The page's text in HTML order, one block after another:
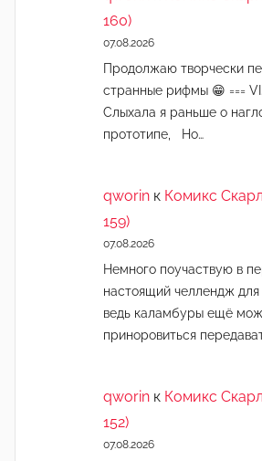
160)
07.08.2026
Продолжаю творчески
странные рифмы 😁 ===
Слыхала я раньше о
прототипе, Но…
qworin к Комикс
159)
07.08.2026
Немного поучаствую в
настоящий челлендж для
ведь каламбуры ещё
приноровиться
qworin к Комикс
152)
07.08.2026